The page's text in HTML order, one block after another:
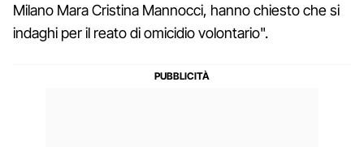
Milano Mara Cristina Mannocci, hanno chiesto che si
indaghi per il reato di omicidio volontario".